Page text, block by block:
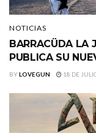
NOTICIAS
BARRACÜDA LA
PUBLICA SU
BYLOVEGUN 18 DE